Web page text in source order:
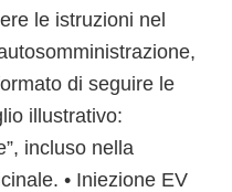
le istruzioni nel
di seguire le
illustrativo:
incluso nella
• Iniezione EV